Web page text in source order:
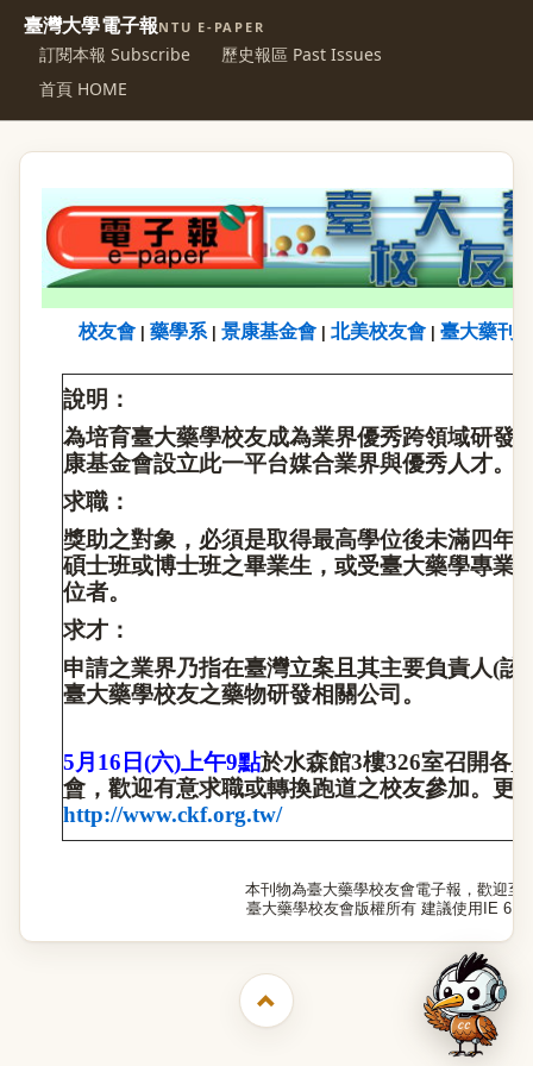
臺灣大學電子報NTU E-PAPER
訂閱本報 Subscribe
歷史報區 Past Issues
首頁 HOME
校友會 藥學系| 景康基金會 北美校友會 臺大藥刊
說明：
為培育臺大藥學校友成為業界優秀跨領域研發
康基金會設立此一平台媒合業界與優秀人才。
求職：
獎助之對象，必須是取得最高學位後未滿四年
碩士班或博士班之畢業生，或受臺大藥學專業
位者。
求才：
申請之業界乃指在臺灣立案且其主要負責人(該
臺大藥學校友之藥物研發相關公司。
5月 16 日(六)上午9點於水森館3樓326室召開各
會，歡迎有意求職或轉換跑道之校友參加。更
http://www.ckf.org.tw/
本刊物為臺大藥學校友會電子報，歡迎至
臺大藥學校友會版權所有 建議使用IE 6.0